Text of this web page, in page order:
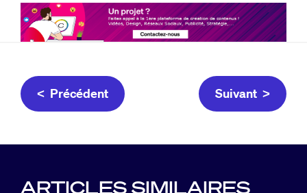
< Précédent Suivant >
ARTICLES SIMILAIRES